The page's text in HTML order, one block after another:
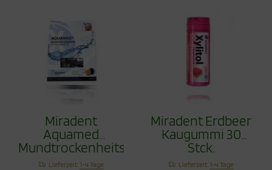
Miradent
Aquamed
Mundtrockenheitstablette
mit Xylit 60g
Lieferzeit:1-4 Tage
Miradent Erdbeer
Kaugummi 30
Stck.
Lieferzeit:1-4 Tage